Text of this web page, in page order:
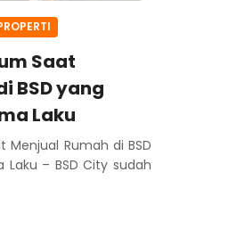
Saat
BSD yang
Laku
Menjual Rumah di BSD
Laku – BSD City sudah